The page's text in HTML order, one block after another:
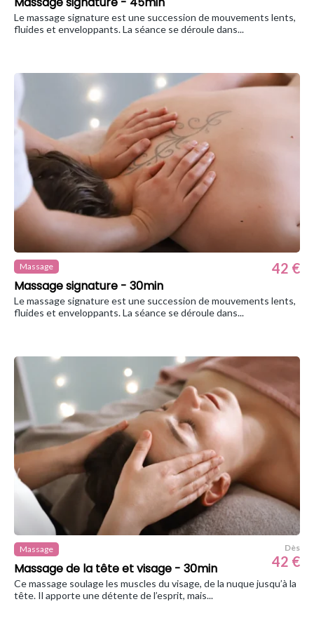
Le massage signature est une succession de mouvements lents,
fluides et enveloppants. La séance se déroule dans...
Massage
Massage signature - 30min
42 €
Le massage signature est une succession de mouvements lents,
fluides et enveloppants. La séance se déroule dans...
Massage
Massage de la tête et visage - 30min
Dès
42 €
Ce massage soulage les muscles du visage, de la nuque jusqu’à la
tête. Il apporte une détente de l’esprit, mais...